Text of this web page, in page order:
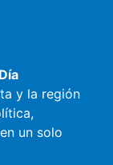
y la región
un solo